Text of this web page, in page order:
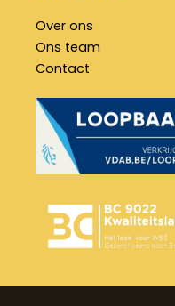
Over ons
Ons team
Contact